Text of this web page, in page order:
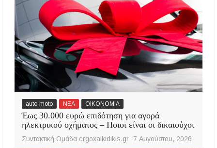
auto-moto ΝΕΑ ΟΙΚΟΝΟΜΙΑ
Έως 30.000 ευρώ επιδότηση για αγορά
ηλεκτρικού οχήματος – Ποιοι είναι οι δικαιούχοι
Συντακτική Ομάδα ergoxalkidikis.gr 7 Αυγούστου, 2026